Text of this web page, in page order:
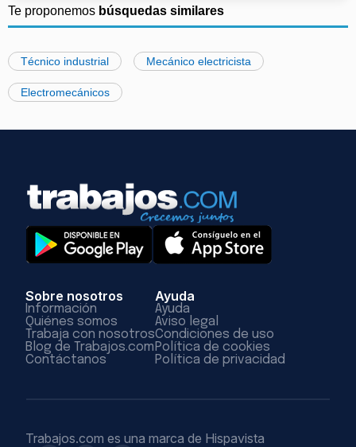
Te proponemos búsquedas similares
Técnico industrial Mecánico electricista
Electromecánicos
Sobre nosotros
Información
Quiénes somos
Trabaja con nosotros
Blog de Trabajos.com
Contáctanos
Ayuda
Ayuda
Aviso legal
Condiciones de uso
Política de cookies
Política de privacidad
Trabajos.com es una marca de Hispavista